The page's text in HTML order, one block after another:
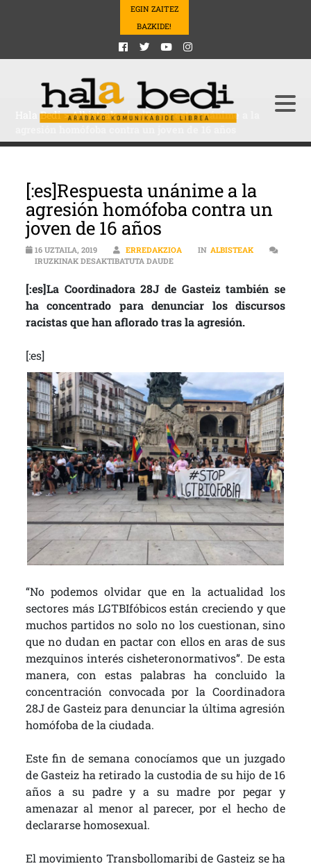
EGIN ZAITEZ
BAZKIDE!
Hala Bedi>Albisteak>[:es]Respuesta unánime a la
[:es]Respuesta unánime a la
agresión homófoba contra un
joven de 16 años
16 UZTAILA, 2019 ERREDAKZIOA IN ALBISTEAK
IRUZKINAK DESAKTIBATUTA DAUDE[:ES]RESPUESTA UNÁNIME A LA
[:es]La Coordinadora 28J de Gasteiz también se
ha concentrado para denunciar los discursos
racistas que han aflorado tras la agresión.
[:es]
“No podemos olvidar que en la actualidad los
sectores más LGTBIfóbicos están creciendo y que
muchos partidos no solo no los cuestionan, sino
que no dudan en pactar con ellos en aras de sus
mezquinos interés cisheteronormativos”. De esta
manera, con estas palabras ha concluido la
concentración convocada por la Coordinadora
28J de Gasteiz para denunciar la última agresión
homófoba de la ciudada.
Este fin de semana conocíamos que un juzgado
de Gasteiz ha retirado la custodia de su hijo de 16
años a su padre y a su madre por pegar y
amenazar al menor al parecer, por el hecho de
declararse homosexual.
El movimiento Transbollomaribi de Gasteiz se ha